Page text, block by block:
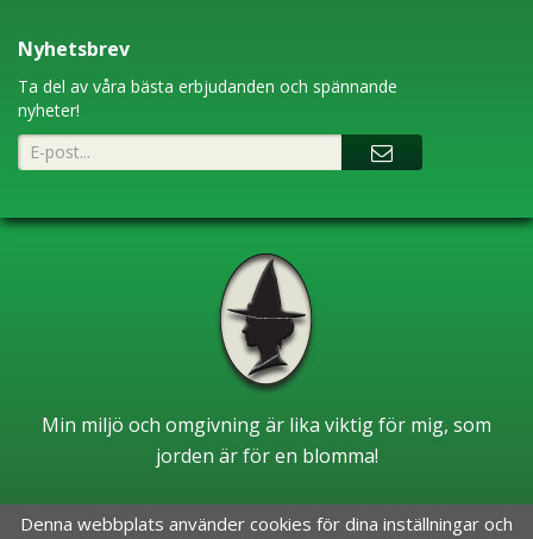
Nyhetsbrev
Ta del av våra bästa erbjudanden och spännande
nyheter!
Min miljö och omgivning är lika viktig för mig, som
jorden är för en blomma!
Denna webbplats använder cookies för dina inställningar och